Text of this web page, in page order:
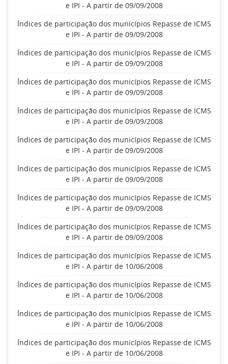
e IPI - A partir de 09/09/2008
Índices de participação dos municípios Repasse de ICMS
e IPI - A partir de 09/09/2008
Índices de participação dos municípios Repasse de ICMS
e IPI - A partir de 09/09/2008
Índices de participação dos municípios Repasse de ICMS
e IPI - A partir de 09/09/2008
Índices de participação dos municípios Repasse de ICMS
e IPI - A partir de 09/09/2008
Índices de participação dos municípios Repasse de ICMS
e IPI - A partir de 09/09/2008
Índices de participação dos municípios Repasse de ICMS
e IPI - A partir de 09/09/2008
Índices de participação dos municípios Repasse de ICMS
e IPI - A partir de 09/09/2008
Índices de participação dos municípios Repasse de ICMS
e IPI - A partir de 09/09/2008
Índices de participação dos municípios Repasse de ICMS
e IPI - A partir de 10/06/2008
Índices de participação dos municípios Repasse de ICMS
e IPI - A partir de 10/06/2008
Índices de participação dos municípios Repasse de ICMS
e IPI - A partir de 10/06/2008
Índices de participação dos municípios Repasse de ICMS
e IPI - A partir de 10/06/2008